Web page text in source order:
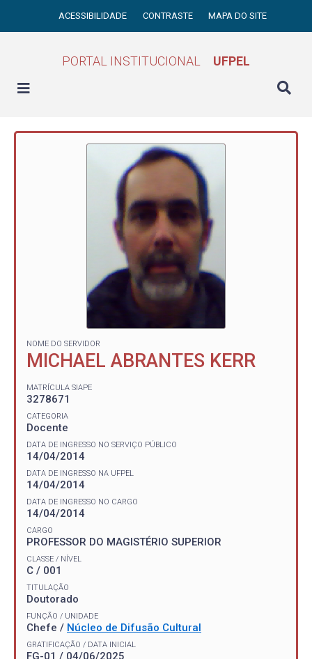
ACESSIBILIDADE CONTRASTE MAPA DO SITE
PORTAL INSTITUCIONAL UFPEL
NOME DO SERVIDOR
MICHAEL ABRANTES KERR
MATRÍCULA SIAPE
3278671
CATEGORIA
Docente
DATA DE INGRESSO NO SERVIÇO PÚBLICO
14/04/2014
DATA DE INGRESSO NA UFPEL
14/04/2014
DATA DE INGRESSO NO CARGO
14/04/2014
CARGO
PROFESSOR DO MAGISTÉRIO SUPERIOR
CLASSE / NÍVEL
C / 001
TITULAÇÃO
Doutorado
FUNÇÃO / UNIDADE
Chefe / Núcleo de Difusão Cultural
GRATIFICAÇÃO / DATA INICIAL
FG-01 / 04/06/2025